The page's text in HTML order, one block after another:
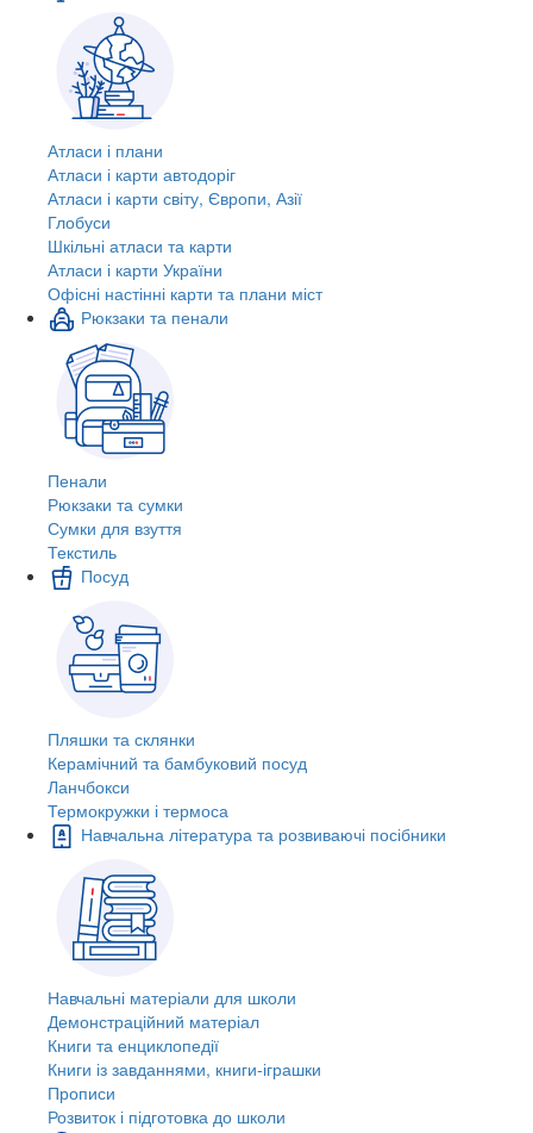
Атласи і плани
Атласи і карти автодоріг
Атласи і карти світу, Європи, Азії
Глобуси
Шкільні атласи та карти
Атласи і карти України
Офісні настінні карти та плани міст
Рюкзаки та пенали
Пенали
Рюкзаки та сумки
Сумки для взуття
Текстиль
Посуд
Пляшки та склянки
Керамічний та бамбуковий посуд
Ланчбокси
Термокружки і термоса
Навчальна література та розвиваючі посібники
Навчальні матеріали для школи
Демонстраційний матеріал
Книги та енциклопедії
Книги із завданнями, книги-іграшки
Прописи
Розвиток і підготовка до школи